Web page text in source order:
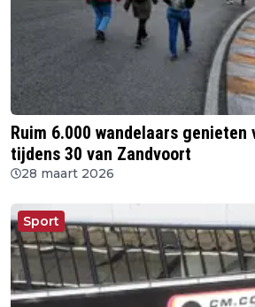
Ruim 6.000 wandelaars
tijdens 30 van Zandvoort
28 maart 2026
Sport